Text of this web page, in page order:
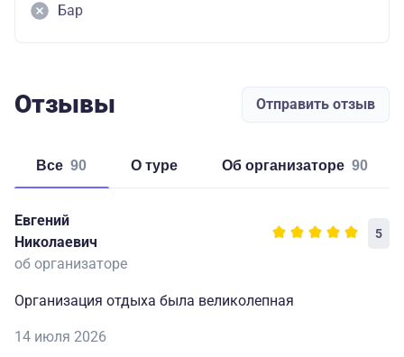
Бар
Отзывы Отправить отзыв
Все 90 о туре об организаторе 90
Евгений
Николаевич
5
об организаторе
Организация отдыха была великолепная
14 июля 2026